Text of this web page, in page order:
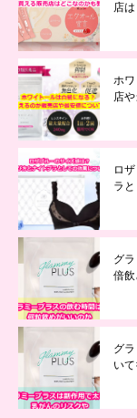
店
ホ
店
ロ
ラ
グ
倍
グ
い